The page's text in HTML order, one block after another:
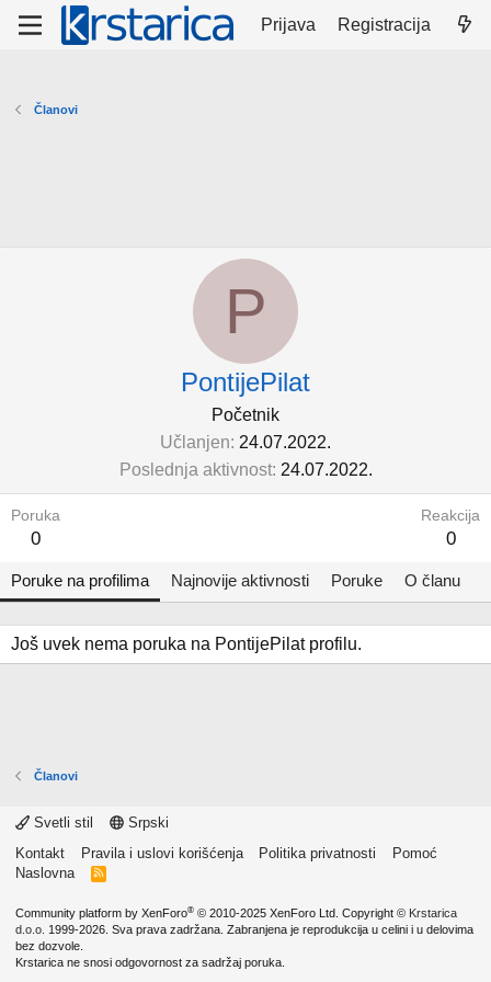
Prijava Registracija
Članovi
P
PontijePilat
Početnik
Učlanjen 24.07.2022.
Poslednja aktivnost 24.07.2022.
Poruka
0
Reakcija
0
Poruke na profilima Najnovije aktivnosti Poruke O članu
Još uvek nema poruka na PontijePilat profilu.
Članovi
Svetli stil
Srpski
Kontakt
Pravila i uslovi korišćenja Politika privatnosti
Pomoć
Naslovna
R
Community platform by XenForo® © 2010-2025 XenForo Ltd. Copyright © Krstarica
d.o.o. 1999-2026. Sva prava zadržana. Zabranjena je reprodukcija u celini i u delovima
bez dozvole.
Krstarica ne snosi odgovornost za sadržaj poruka.